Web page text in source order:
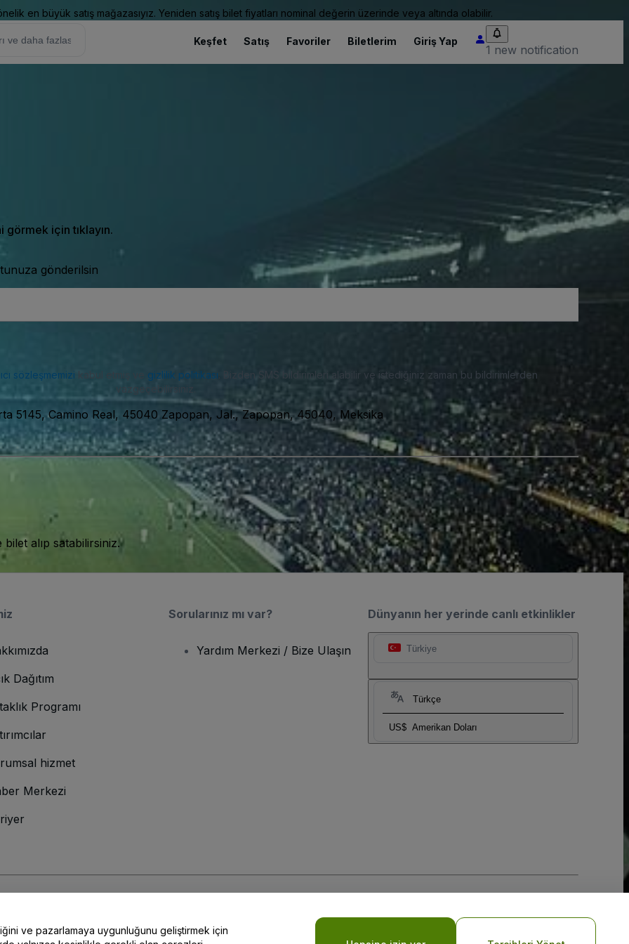
en büyük satış mağazasıyız. Yeniden satış bilet fiyatları nominal değerin üzerinde veya altında olabilir.
Keşfet Satış Favoriler Biletlerim Giriş Yap
1 new notification
için tıklayın.
gönderilsin
sözleşmemizi gizlilik politikası . Bizden SMS bildirimleri alabilir ve istediğiniz zaman bu bildirimlerden
vazgeçebilirsiniz.
5145, Camino Real, 45040 Zapopan, Jal., Zapopan, 45040, Meksika
alıp satabilirsiniz.
Dünyanın her yerinde canlı etkinlikler
Türkiye
Türkçe
US$ Amerikan Doları
Dağıtım
Programı
hizmet
Merkezi
Sorularınız mı var?
Yardım Merkezi / Bize Ulaşın
ve pazarlamaya uygunluğunu geliştirmek için